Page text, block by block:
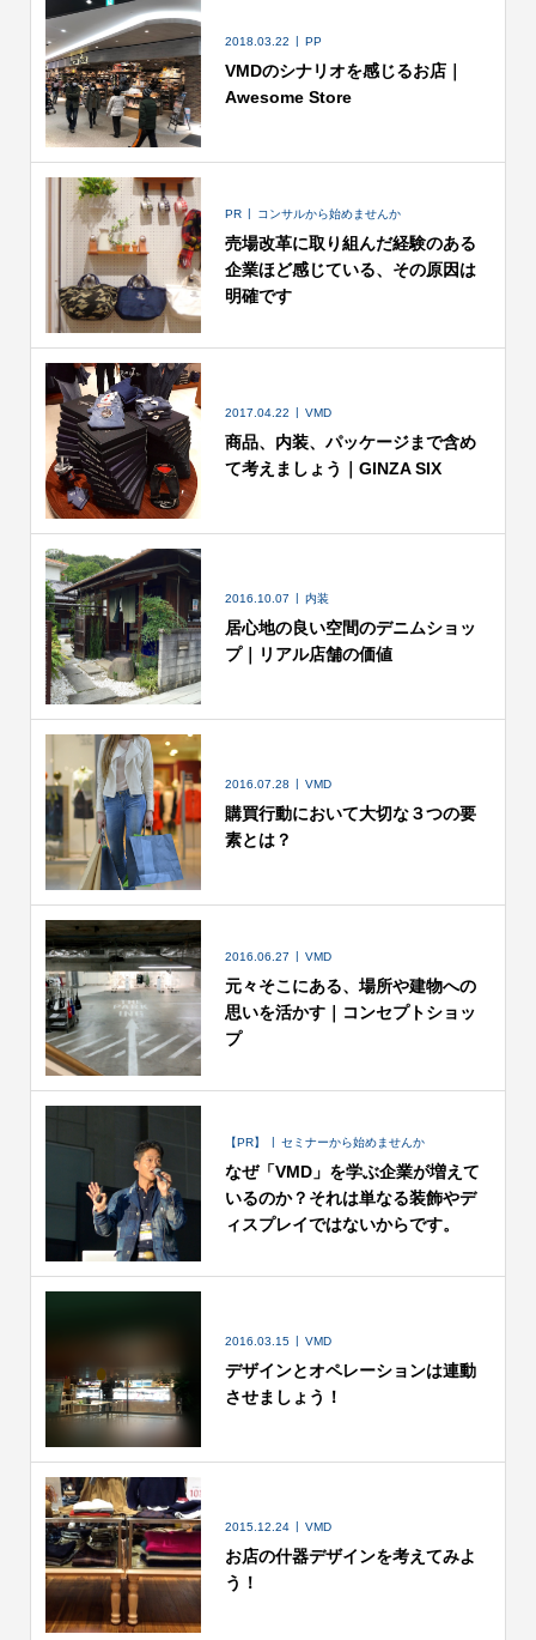
2018.03.22 PP
VMDのシナリオを感じるお店｜
Awesome Store
PR コンサルから始めませんか
売場改革に取り組んだ経験のある
企業ほど感じている、その原因は
明確です
2017.04.22 VMD
商品、内装、パッケージまで含め
て考えましょう｜GINZA SIX
2016.10.07 内装
居心地の良い空間のデニムショッ
プ｜リアル店舗の価値
2016.07.28 VMD
購買行動において大切な３つの要
素とは？
2016.06.27 VMD
元々そこにある、場所や建物への
思いを活かす｜コンセプトショッ
プ
【PR】 セミナーから始めませんか
なぜ「VMD」を学ぶ企業が増えて
いるのか？それは単なる装飾やデ
ィスプレイではないからです。
2016.03.15 VMD
デザインとオペレーションは連動
させましょう！
2015.12.24 VMD
お店の什器デザインを考えてみよ
う！